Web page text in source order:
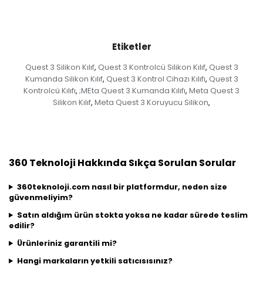
Etiketler
Quest 3 Silikon Kılıf, Quest 3 Kontrolcü Silikon Kılıf, Quest 3
Kumanda Silikon Kılıf, Quest 3 Kontrol Cihazı Kılıfı, Quest 3
Kontrolcü Kılıfı, ;MEta Quest 3 Kumanda Kılıfı, Meta Quest 3
Silikon Kılıf, Meta Quest 3 Koruyucu Silikon,
360 Teknoloji Hakkında Sıkça Sorulan Sorular
360teknoloji.com nasıl bir platformdur, neden size
güvenmeliyim?
Satın aldığım ürün stokta yoksa ne kadar sürede teslim
edilir?
Ürünleriniz garantili mi?
Hangi markaların yetkili satıcısısınız?